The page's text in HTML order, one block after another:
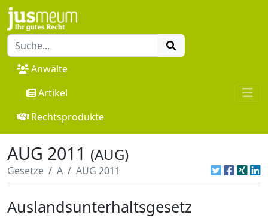
Anwälte
Artikel
Rechtsprodukte
AUG 2011 (AUG)
Gesetze A AUG 2011
Auslandsunterhaltsgesetz